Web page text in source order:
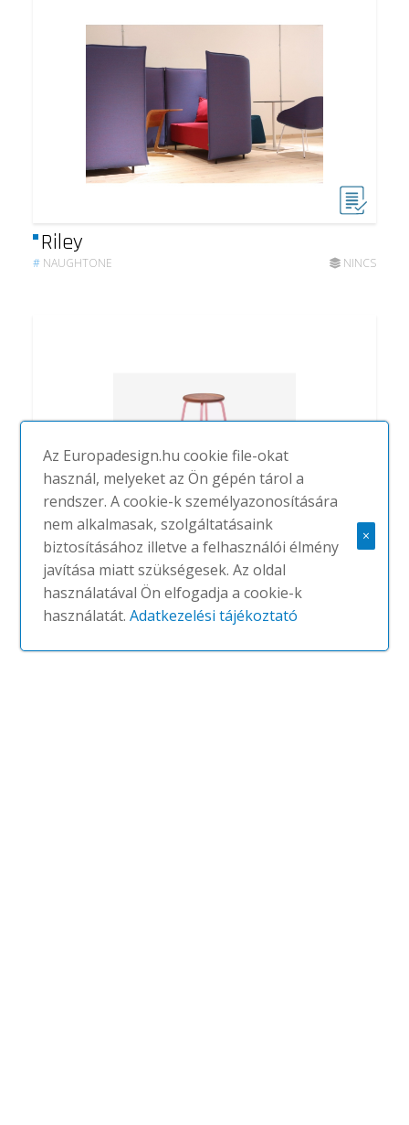
Riley
# NAUGHTONE NINCS
Penny
NAUGHTONE
Az Europadesign.hu cookie file-okat
használ, melyeket az Ön gépén tárol a
rendszer. A cookie-k személyazonosítására
nem alkalmasak, szolgáltatásaink
biztosításához illetve a felhasználói élmény
javítása miatt szükségesek. Az oldal
használatával Ön elfogadja a cookie-k
használatát.Adatkezelési tájékoztató
×